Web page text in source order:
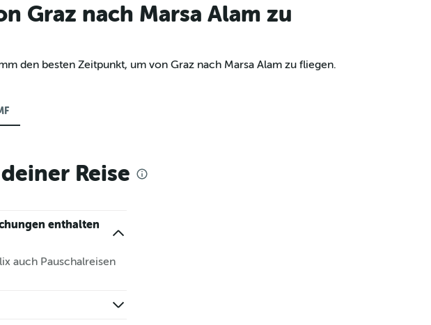
Graz nach Marsa Alam zu
den besten Zeitpunkt, um von Graz nach Marsa Alam zu fliegen.
Reise
enthalten
auch Pauschalreisen